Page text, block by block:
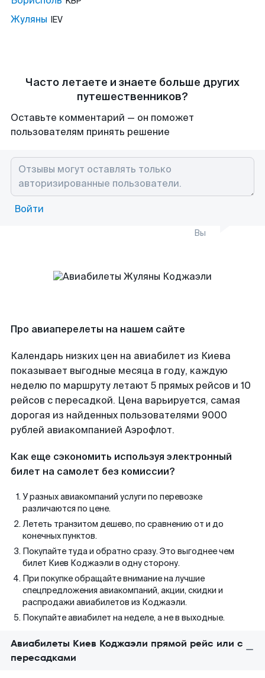
Жуляны IEV
Часто летаете и знаете больше других
путешественников?
Оставьте комментарий — он поможет
пользователям принять решение
Войти
Вы
Про авиаперелеты на нашем сайте
Календарь низких цен на авиабилет из Киева
показывает выгодные месяца в году, каждую
неделю по маршруту летают 5 прямых рейсов и 10
рейсов с пересадкой. Цена варьируется, самая
дорогая из найденных пользователями 9000
рублей авиакомпанией Аэрофлот.
Как еще сэкономить используя электронный
билет на самолет без комиссии?
У разных авиакомпаний услуги по перевозке
различаются по цене.
Лететь транзитом дешево, по сравнению от и до
конечных пунктов.
Покупайте туда и обратно сразу. Это выгоднее чем
билет Киев Коджаэли в одну сторону.
При покупке обращайте внимание на лучшие
спецпредложения авиакомпаний, акции, скидки и
распродажи авиабилетов из Коджаэли.
Покупайте авиабилет на неделе, а не в выходные.
Авиабилеты Киев Коджаэли прямой рейс или с
пересадками